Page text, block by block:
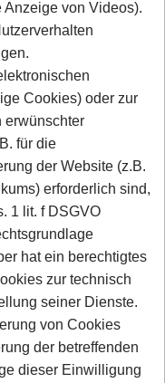
von Videos).
Cookies) oder zur
erwünschter
für die
der Website (z.B.
erforderlich sind,
1 lit. f DSGVO
hat ein berechtigtes
zur technisch
seiner Dienste.
von Cookies
der betreffenden
dieser Einwilligung